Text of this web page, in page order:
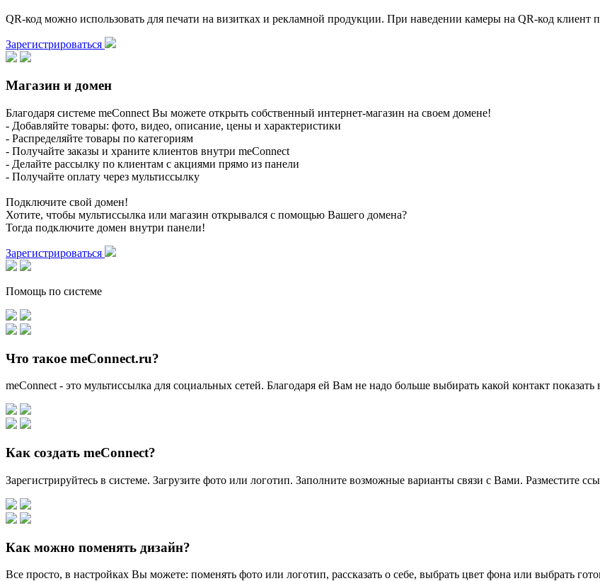
QR-код можно использовать для печати на визитках и рекламной продукции. При наведении камеры на QR-код клиент
Зарегистрироваться
Магазин и домен
Благодаря системе meConnect Вы можете открыть собственный интернет-магазин на своем домене!
- Добавляйте товары: фото, видео, описание, цены и характеристики
- Распределяйте товары по категориям
- Получайте заказы и храните клиентов внутри meConnect
- Делайте рассылку по клиентам с акциями прямо из панели
- Получайте оплату через мультиссылку
Подключите свой домен!
Хотите, чтобы мультиссылка или магазин открывался с помощью Вашего домена?
Тогда подключите домен внутри панели!
Зарегистрироваться
Помощь по системе
Что такое meConnect.ru?
meConnect - это мультиссылка для социальных сетей. Благодаря ей Вам не надо больше выбирать какой контакт
Как создать meConnect?
Зарегистрируйтесь в системе. Загрузите фото или логотип. Заполните возможные варианты связи с Вами. Разместите
Как можно поменять дизайн?
Все просто, в настройках Вы можете: поменять фото или логотип, рассказать о себе, выбрать цвет фона или выбрать